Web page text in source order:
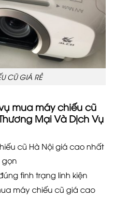
CŨ GIÁ RẺ
mua máy chiếu cũ
Mại Và Dịch Vụ
cũ Hà Nội giá cao nhất
gọn
tình trạng linh kiện
máy chiếu cũ giá cao